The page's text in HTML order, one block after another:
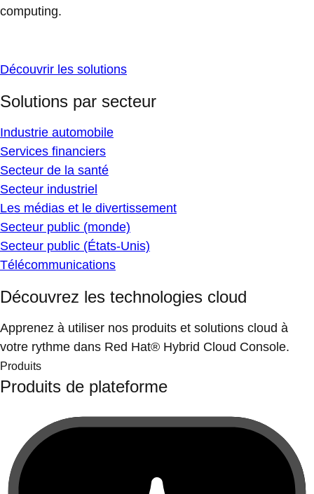
computing.
Découvrir les solutions
Solutions par secteur
Industrie automobile
Services financiers
Secteur de la santé
Secteur industriel
Les médias et le divertissement
Secteur public (monde)
Secteur public (États-Unis)
Télécommunications
Découvrez les technologies cloud
Apprenez à utiliser nos produits et solutions cloud à
votre rythme dans Red Hat® Hybrid Cloud Console.
Produits
Produits de plateforme